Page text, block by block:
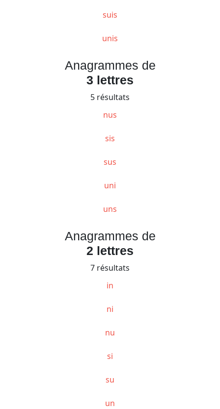
suis
unis
Anagrammes de
3 lettres
5 résultats
nus
sis
sus
uni
uns
Anagrammes de
2 lettres
7 résultats
in
ni
nu
si
su
un